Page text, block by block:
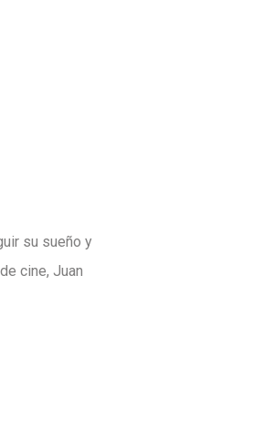
su sueño y
cine, Juan